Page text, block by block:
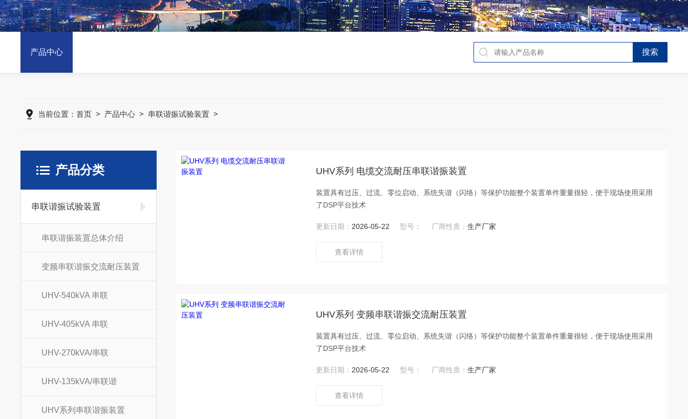
产品中心
当前位置：首页 > 产品中心 > 串联谐振试验装置 >
产品分类
串联谐振试验装置
串联谐振装置总体介绍
变频串联谐振交流耐压装置
UHV-540kVA 串联
UHV-405kVA 串联
UHV-270kVA/串联
UHV-135kVA/串联谐
UHV系列串联谐振装置
UHV系列 电缆交流耐压串联谐振装置
装置具有过压、过流、零位启动、系统失谐（闪络）等保护功能整个装置单件重量很轻，便于现场使用采用
了DSP平台技术
更新日期： 2026-05-22 型号： 厂商性质：生产厂家
查看详情
UHV系列 变频串联谐振交流耐压装置
装置具有过压、过流、零位启动、系统失谐（闪络）等保护功能整个装置单件重量很轻，便于现场使用采用
了DSP平台技术
更新日期： 2026-05-22 型号： 厂商性质：生产厂家
查看详情